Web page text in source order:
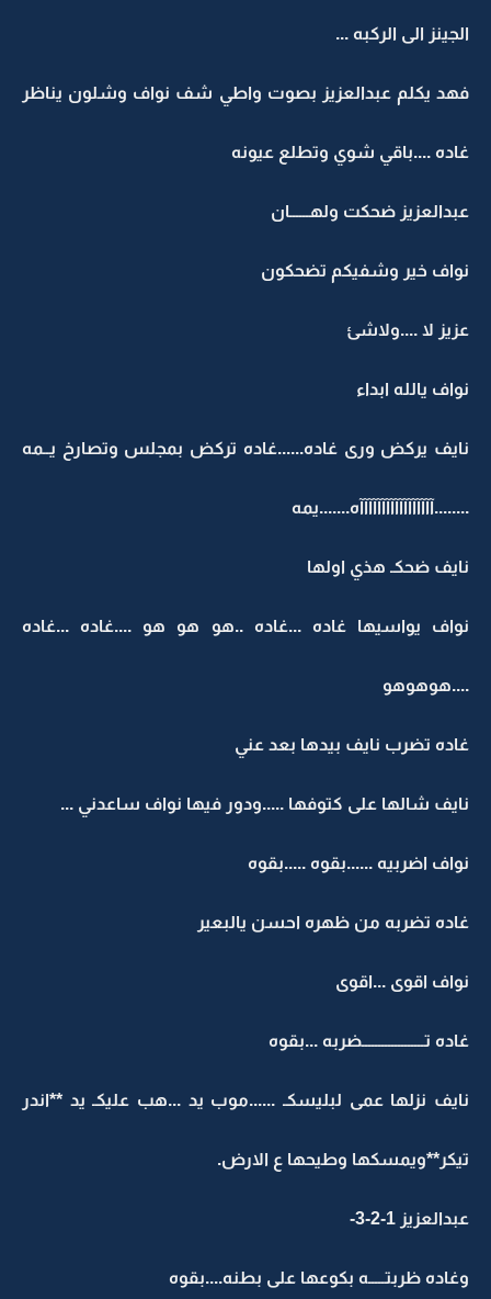
الجينز الى الركبه ...
فهد يكلم عبدالعزيز بصوت واطي شف نواف وشلون يناظر
غاده ....باقي شوي وتطلع عيونه
عبدالعزيز ضحكت ولهــــــان
نواف خير وشفيكم تضحكون
عزيز لا ....ولاشئ
نواف يالله ابداء
نايف يركض ورى غاده......غاده تركض بمجلس وتصارخ يــمه
........آآآآآآآآآآآآآآآآآه.......يمه
نايف ضحكـ هذي اولها
نواف يواسيها غاده ...غاده ..هو هو هو ....غاده ...غاده
....هوهوهو
غاده تضرب نايف بيدها بعد عني
نايف شالها على كتوفها .....ودور فيها نواف ساعدني ...
نواف اضربيه ......بقوه .....بقوه
غاده تضربه من ظهره احسن يالبعير
نواف اقوى ...اقوى
غاده تـــــــــــــــــــضربه ...بقوه
نايف نزلها عمى لبليسكـ ......موب يد ...هب عليكـ يد **اندر
تيكر**ويمسكها وطيحها ع الارض.
عبدالعزيز 1-2-3-
وغاده ظربتـــــه بكوعها على بطنه....بقوه